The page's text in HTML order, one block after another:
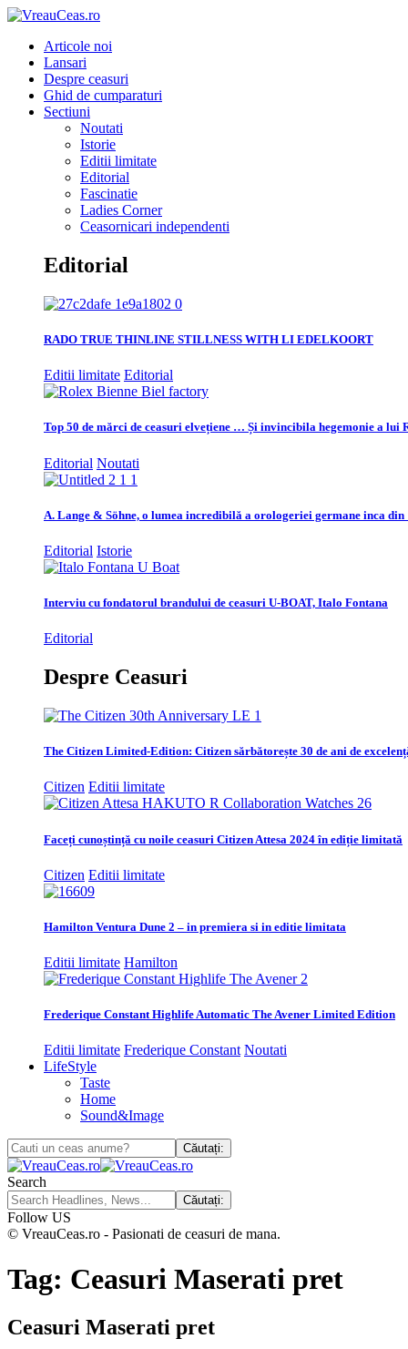
Articole noi
Lansari
Despre ceasuri
Ghid de cumparaturi
Sectiuni
Noutati
Istorie
Editii limitate
Editorial
Fascinatie
Ladies Corner
Ceasornicari independenti
Editorial
RADO TRUE THINLINE STILLNESS WITH LI EDELKOORT
Editii limitate Editorial
Top 50 de mărci de ceasuri elvețiene … Și invincibila hegemonie a lui
Editorial Noutati
A. Lange & Söhne, o lumea incredibilă a orologeriei germane inca din
Editorial Istorie
Interviu cu fondatorul brandului de ceasuri U-BOAT, Italo Fontana
Editorial
Despre Ceasuri
The Citizen Limited-Edition: Citizen sărbătorește 30 de ani de
Citizen Editii limitate
Faceți cunoștință cu noile ceasuri Citizen Attesa 2024 în ediție limitată
Citizen Editii limitate
Hamilton Ventura Dune 2 – in premiera si in editie limitata
Editii limitate Hamilton
Frederique Constant Highlife Automatic The Avener Limited Edition
Editii limitate Frederique Constant Noutati
LifeStyle
Taste
Home
Sound&Image
Search
Follow US
© VreauCeas.ro - Pasionati de ceasuri de mana.
Tag: Ceasuri Maserati pret
Ceasuri Maserati pret